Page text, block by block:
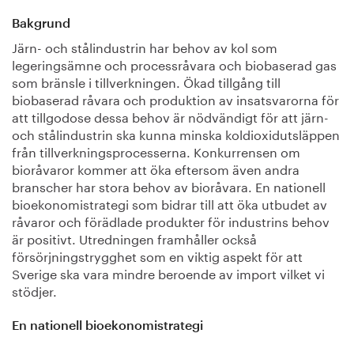
Bakgrund
Järn- och stålindustrin har behov av kol som
legeringsämne och processråvara och biobaserad gas
som bränsle i tillverkningen. Ökad tillgång till
biobaserad råvara och produktion av insatsvarorna för
att tillgodose dessa behov är nödvändigt för att järn-
och stålindustrin ska kunna minska koldioxidutsläppen
från tillverkningsprocesserna. Konkurrensen om
bioråvaror kommer att öka eftersom även andra
branscher har stora behov av bioråvara. En nationell
bioekonomistrategi som bidrar till att öka utbudet av
råvaror och förädlade produkter för industrins behov
är positivt. Utredningen framhåller också
försörjningstrygghet som en viktig aspekt för att
Sverige ska vara mindre beroende av import vilket vi
stödjer.
En nationell bioekonomistrategi